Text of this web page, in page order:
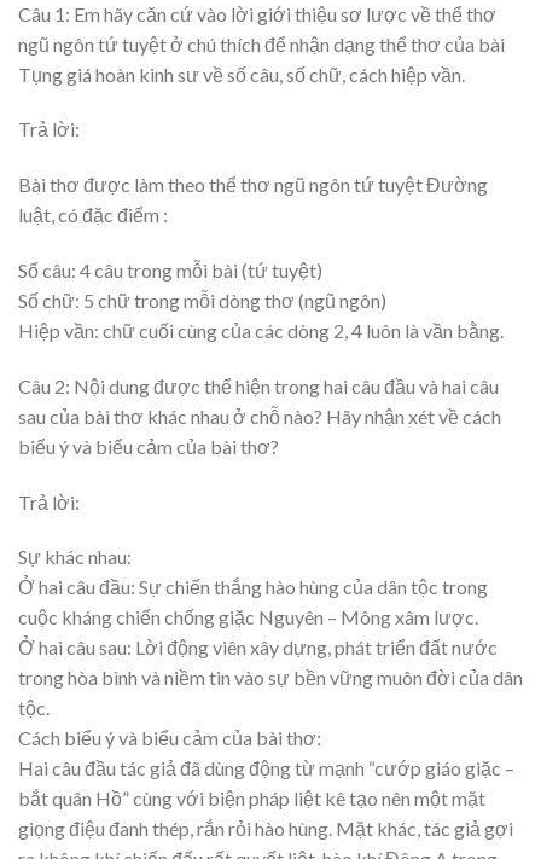
Câu 1: Em hãy căn cứ vào lời giới thiệu sơ lược về thể thơ
ngũ ngôn tứ tuyệt ở chú thích để nhận dạng thể thơ của bài
Tụng giá hoàn kinh sư về số câu, số chữ, cách hiệp vần.
Trả lời:
Bài thơ được làm theo thể thơ ngũ ngôn tứ tuyệt Đường
luật, có đặc điểm :
Số câu: 4 câu trong mỗi bài (tứ tuyệt)
Số chữ: 5 chữ trong mỗi dòng thơ (ngũ ngôn)
Hiệp vần: chữ cuối cùng của các dòng 2, 4 luôn là vần bằng.
Câu 2: Nội dung được thể hiện trong hai câu đầu và hai câu
sau của bài thơ khác nhau ở chỗ nào? Hãy nhận xét về cách
biểu ý và biểu cảm của bài thơ?
Trả lời:
Sự khác nhau:
Ở hai câu đầu: Sự chiến thắng hào hùng của dân tộc trong
cuộc kháng chiến chống giặc Nguyên – Mông xâm lược.
Ở hai câu sau: Lời động viên xây dựng, phát triển đất nước
trong hòa bình và niềm tin vào sự bền vững muôn đời của dân
tộc.
Cách biểu ý và biểu cảm của bài thơ:
Hai câu đầu tác giả đã dùng động từ mạnh “cướp giáo giặc –
bắt quân Hồ” cùng với biện pháp liệt kê tạo nên một mặt
giọng điệu đanh thép, rắn rỏi hào hùng. Mặt khác, tác giả gợi